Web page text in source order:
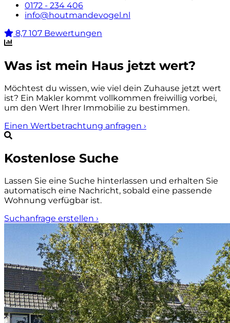
0172 - 234 406
info@houtmandevogel.nl
8,7 107 Bewertungen
Was ist mein Haus jetzt wert?
Möchtest du wissen, wie viel dein Zuhause jetzt wert
ist? Ein Makler kommt vollkommen freiwillig vorbei,
um den Wert Ihrer Immobilie zu bestimmen.
Einen Wertbetrachtung anfragen ›
Kostenlose Suche
Lassen Sie eine Suche hinterlassen und erhalten Sie
automatisch eine Nachricht, sobald eine passende
Wohnung verfügbar ist.
Suchanfrage erstellen ›